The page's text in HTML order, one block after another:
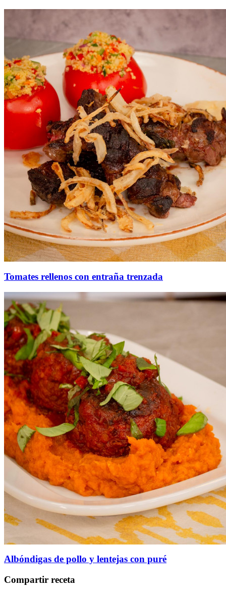
Tomates rellenos con entraña trenzada
Albóndigas de pollo y lentejas con puré
Compartir receta